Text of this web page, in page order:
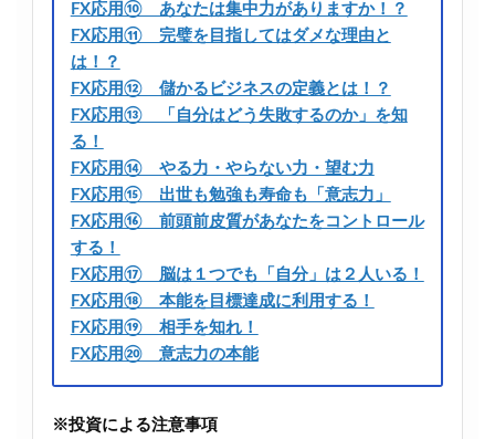
FX応用⑩ あなたは集中力がありますか！？
FX応用⑪ 完璧を目指してはダメな理由と
は！？
FX応用⑫ 儲かるビジネスの定義とは！？
FX応用⑬ 「自分はどう失敗するのか」を知
る！
FX応用⑭ やる力・やらない力・望む力
FX応用⑮ 出世も勉強も寿命も「意志力」
FX応用⑯ 前頭前皮質があなたをコントロール
する！
FX応用⑰ 脳は１つでも「自分」は２人いる！
FX応用⑱ 本能を目標達成に利用する！
FX応用⑲ 相手を知れ！
FX応用⑳ 意志力の本能
※投資による注意事項